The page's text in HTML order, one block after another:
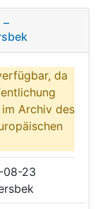
–
da
Archiv des
08-23